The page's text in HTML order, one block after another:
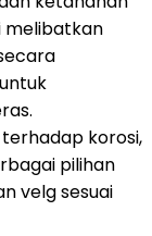
melibatkan
korosi,
pilihan
velg sesuai